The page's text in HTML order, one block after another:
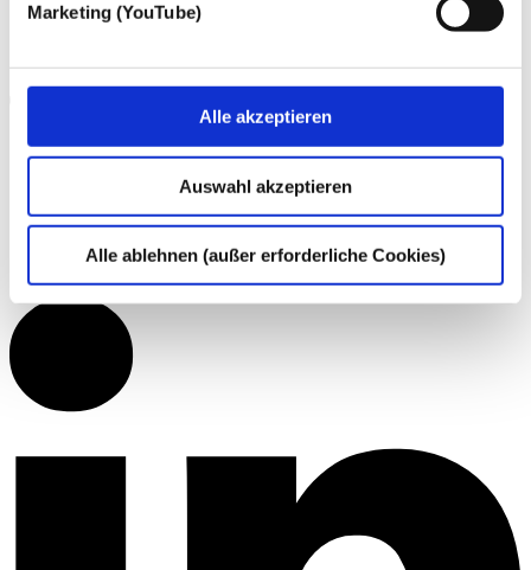
Marketing (YouTube)
Alle akzeptieren
Auswahl akzeptieren
Alle ablehnen (außer erforderliche Cookies)